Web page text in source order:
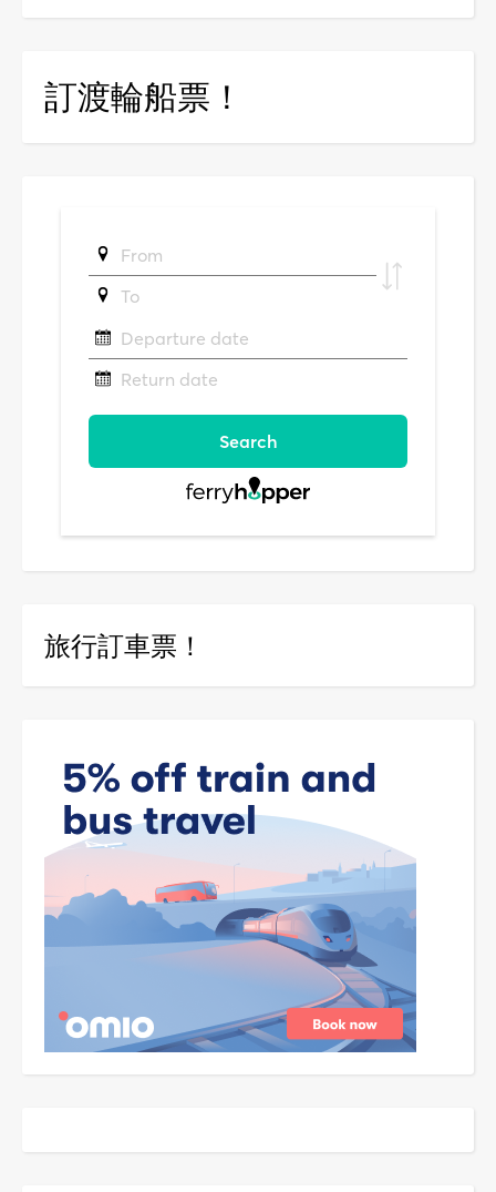
訂渡輪船票！
旅行訂車票！